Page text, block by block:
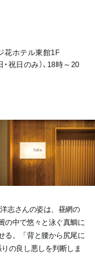
花ホテル東館1F
祝日のみ）、18時～20
志さんの姿は、昼網の
の中で悠々と泳ぐ真鯛に
る。「背と腰から尻尾に
の良し悪しを判断しま